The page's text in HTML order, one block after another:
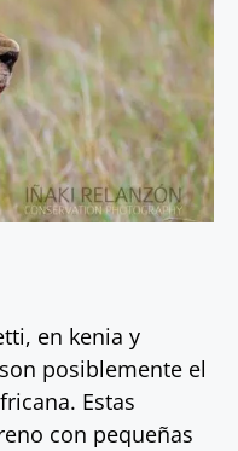
en kenia y
posiblemente el
Estas
con pequeñas